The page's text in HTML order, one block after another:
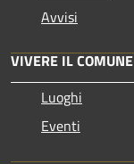
Avvisi
VIVERE IL COMUNE
Luoghi
Eventi